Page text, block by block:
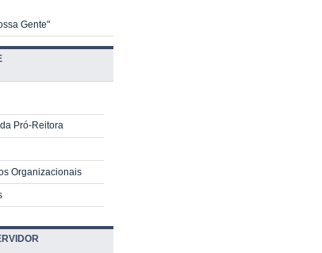
Gente"
Pró-Reitora
Organizacionais